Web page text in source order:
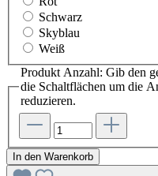
Schwarz
Skyblau
Weiß
Produkt Anzahl: Gib den
die Schaltflächen um die
reduzieren.
In den Warenkorb